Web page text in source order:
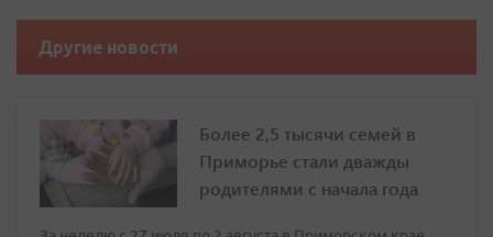
Другие новости
Более 2,5 тысячи семей в
Приморье стали дважды
родителями с начала года